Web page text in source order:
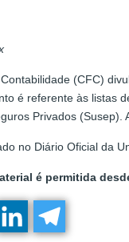
(CFC)
é referente às listas
Privados
no Diário Oficial da
é permitida